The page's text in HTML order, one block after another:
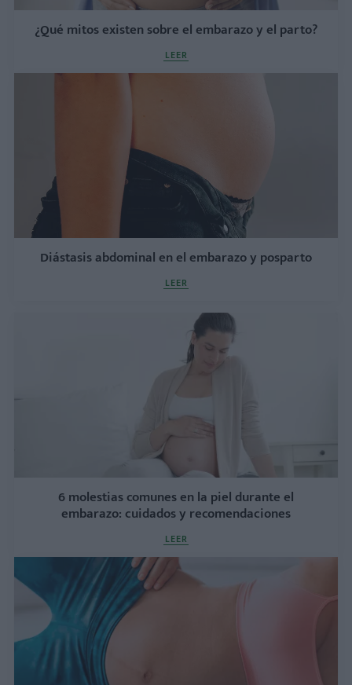
¿Qué mitos existen sobre el embarazo y el parto?
LEER
Diástasis abdominal en el embarazo y posparto
LEER
6 molestias comunes en la piel durante el
embarazo: cuidados y recomendaciones
LEER